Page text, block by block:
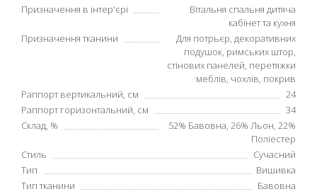
Призначення в інтер'єрі
Вітальня спальня дитяча
кабінет та кухня
Призначення тканини
Для потрьєр, декоративних
подушок, римських штор,
стінових панелей, перетяжки
меблів, чохлів, покрив
Раппорт вертикальний, см
24
Раппорт горизонтальний, см
34
Склад, %
52% Бавовна, 26% Льон, 22%
Поліестер
Стиль
Сучасний
Тип
Вишивка
Тип тканини
Бавовна